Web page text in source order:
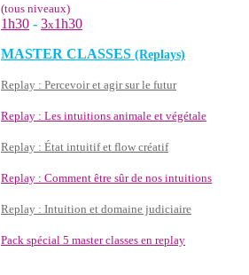
(tous niveaux)
1h30 - 3x1h30
MASTER CLASSES (Replays)
Replay : Percevoir et agir sur le futur
Replay : Les intuitions animale et végétale
Replay : État intuitif et flow créatif
Replay : Comment être sûr de nos intuitions
Replay : Intuition et domaine judiciaire
Pack spécial 5 master classes en replay